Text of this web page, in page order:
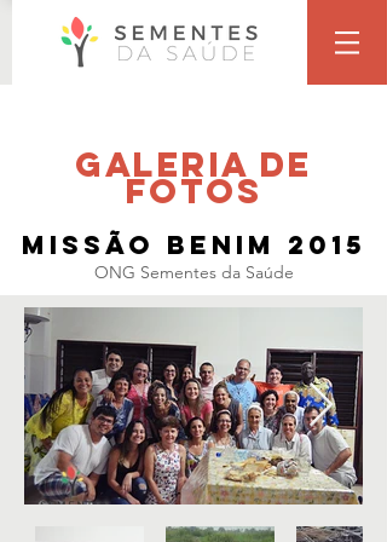
gALERIA DE
fOTOS
Missão Benim 2015
ONG Sementes da Saúde